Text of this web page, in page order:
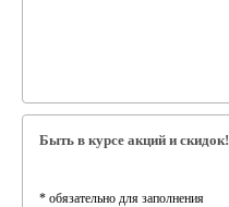
Быть в курсе акций и скидок!
* обязательно для заполнения